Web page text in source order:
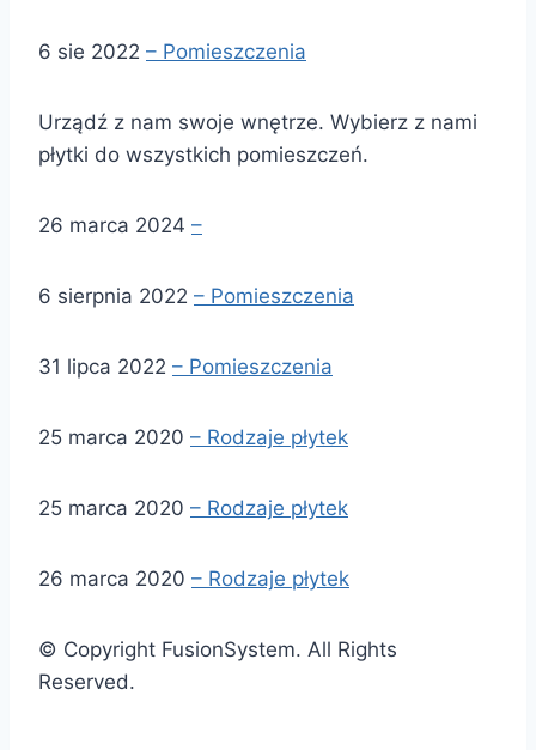
6 sie 2022 – Pomieszczenia
Urządź z nam swoje wnętrze. Wybierz z nami
płytki do wszystkich pomieszczeń.
26 marca 2024 –
6 sierpnia 2022 – Pomieszczenia
31 lipca 2022 – Pomieszczenia
25 marca 2020 – Rodzaje płytek
25 marca 2020 – Rodzaje płytek
26 marca 2020 – Rodzaje płytek
© Copyright FusionSystem. All Rights
Reserved.